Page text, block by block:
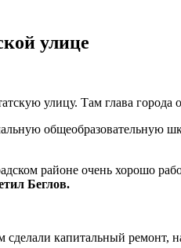
улице
улицу. Там глава
общеобразовательную
районе очень хорошо
Беглов.
капитальный ремонт,